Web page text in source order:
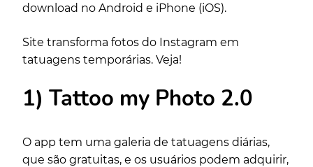
download no Android e iPhone (iOS).
Site transforma fotos do Instagram em
tatuagens temporárias. Veja!
1) Tattoo my Photo 2.0
O app tem uma galeria de tatuagens diárias,
que são gratuitas, e os usuários podem adquirir,